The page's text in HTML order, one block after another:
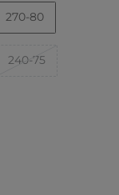
270-80
240-75